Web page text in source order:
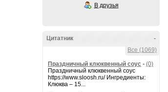
В друзья
-
Цитатник
Все (1069)
Праздничный клюквенный соус - (0)
Праздничный клюквенный соус
https://www.sloosh.ru/ Ингредиенты:
Клюква – 15...